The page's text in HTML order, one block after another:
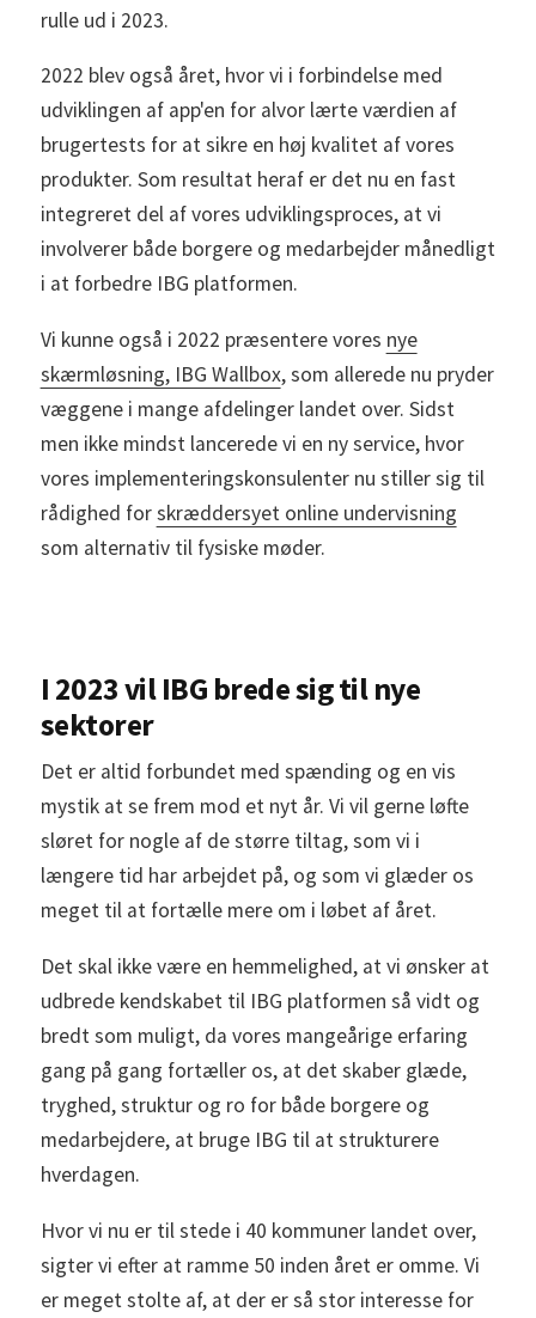
rulle ud i 2023.
2022 blev også året, hvor vi i forbindelse med
udviklingen af app'en for alvor lærte værdien af
brugertests for at sikre en høj kvalitet af vores
produkter. Som resultat heraf er det nu en fast
integreret del af vores udviklingsproces, at vi
involverer både borgere og medarbejder månedligt
i at forbedre IBG platformen.
Vi kunne også i 2022 præsentere vores nye
skærmløsning, IBG Wallbox, som allerede nu pryder
væggene i mange afdelinger landet over. Sidst
men ikke mindst lancerede vi en ny service, hvor
vores implementeringskonsulenter nu stiller sig til
rådighed forskræddersyet online undervisning
som alternativ til fysiske møder.
I 2023 vil IBG brede sig til nye
sektorer
Det er altid forbundet med spænding og en vis
mystik at se frem mod et nyt år. Vi vil gerne løfte
sløret for nogle af de større tiltag, som vi i
længere tid har arbejdet på, og som vi glæder os
meget til at fortælle mere om i løbet af året.
Det skal ikke være en hemmelighed, at vi ønsker at
udbrede kendskabet til IBG platformen så vidt og
bredt som muligt, da vores mangeårige erfaring
gang på gang fortæller os, at det skaber glæde,
tryghed, struktur og ro for både borgere og
medarbejdere, at bruge IBG til at strukturere
hverdagen.
Hvor vi nu er til stede i 40 kommuner landet over,
sigter vi efter at ramme 50 inden året er omme. Vi
er meget stolte af, at der er så stor interesse for